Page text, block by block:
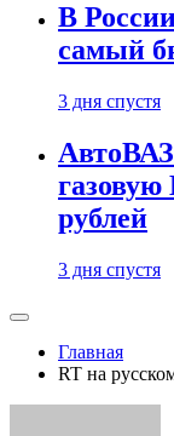
В
самый
3 дня спустя
газовую
рублей
3 дня спустя
Главная
RT на